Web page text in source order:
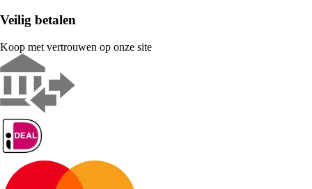
Veilig betalen
Koop met vertrouwen op onze site